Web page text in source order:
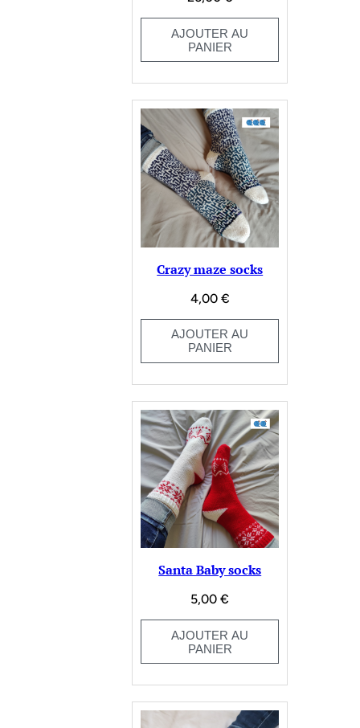
AJOUTER AU
PANIER
Crazy maze socks
4,00 €
AJOUTER AU
PANIER
Santa Baby socks
5,00€
AJOUTER AU
PANIER